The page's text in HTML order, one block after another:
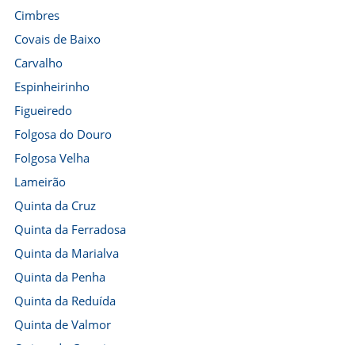
Cimbres
Covais de Baixo
Carvalho
Espinheirinho
Figueiredo
Folgosa do Douro
Folgosa Velha
Lameirão
Quinta da Cruz
Quinta da Ferradosa
Quinta da Marialva
Quinta da Penha
Quinta da Reduída
Quinta de Valmor